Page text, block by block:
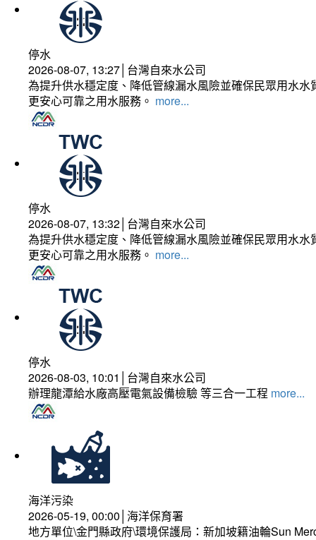
停水
2026-08-07, 13:27│台灣自來水公司
為提升供水穩定度、降低管線漏水風險並確保民眾用水
更安心可靠之用水服務。 more...
停水
2026-08-07, 13:32│台灣自來水公司
為提升供水穩定度、降低管線漏水風險並確保民眾用水
更安心可靠之用水服務。 more...
停水
2026-08-03, 10:01│台灣自來水公司
辦理龍潭給水廠高壓電氣設備檢驗 等三合一工程 more...
海洋污染
2026-05-19, 00:00│海洋保育署
地方單位\金門縣政府\環境保護局：新加坡籍油輪Sun